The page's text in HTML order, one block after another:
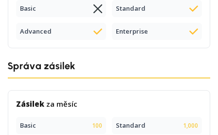
Basic Standard
Advanced Enterprise
Správa zásilek
Zásilek za měsíc
Basic 100 Standard 1,000